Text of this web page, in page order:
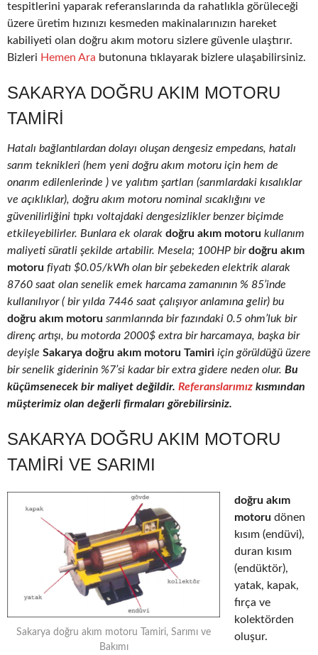
tespitlerini yaparak referanslarında da rahatlıkla görüleceği
üzere üretim hızınızı kesmeden makinalarınızın hareket
kabiliyeti olan doğru akım motoru sizlere güvenle ulaştırır.
Bizleri Hemen Ara butonuna tıklayarak bizlere ulaşabilirsiniz.
SAKARYA DOĞRU AKIM MOTORU
TAMIRI
Hatalı bağlantılardan dolayı oluşan dengesiz empedans, hatalı
sarım teknikleri (hem yeni doğru akım motoru için hem de
onarım edilenlerinde ) ve yalıtım şartları (sarımlardaki kısalıklar
ve açıklıklar), doğru akım motoru nominal sıcaklığını ve
güvenilirliğini tıpkı voltajdaki dengesizlikler benzer biçimde
etkileyebilirler. Bunlara ek olarak doğru akım motoru kullanım
maliyeti süratli şekilde artabilir. Mesela; 100HP birdoğru akım
motoru fiyatı $0.05/kWh olan bir şebekeden elektrik alarak
8760 saat olan senelik emek harcama zamanının % 85’inde
kullanılıyor ( bir yılda 7446 saat çalışıyor anlamına gelir) bu
doğru akım motoru sarımlarında bir fazındaki 0.5 ohm’luk bir
direnç artışı, bu motorda 2000$ extra bir harcamaya, başka bir
deyişle Sakarya doğru akım motoru Tamiri için görüldüğü üzere
bir senelik giderinin %7’si kadar bir extra gidere neden olur. Bu
küçümsenecek bir maliyet değildir. Referanslarımız kısmından
müşterimiz olan değerli firmaları görebilirsiniz.
SAKARYA DOĞRU AKIM MOTORU
TAMIRI VE SARIMI
Sakarya doğru akım motoru Tamiri, Sarımı ve
Bakımı
doğru akım
motoru dönen
kısım (endüvi),
duran kısım
(endüktör),
yatak, kapak,
fırça ve
kolektörden
oluşur.